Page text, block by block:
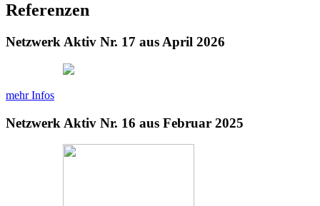
Referenzen
Netzwerk Aktiv Nr. 17 aus April 2026
mehr Infos
Netzwerk Aktiv Nr. 16 aus Februar 2025